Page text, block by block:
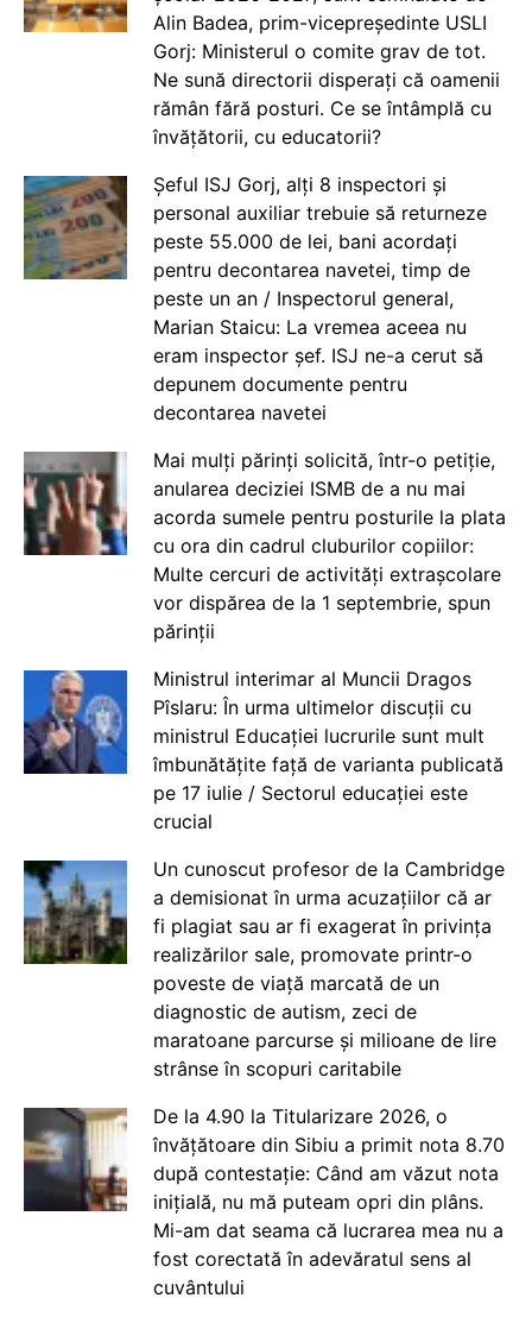
Alin Badea, prim-vicepreședinte USLI
Gorj: Ministerul o comite grav de tot.
Ne sună directorii disperați că oamenii
rămân fără posturi. Ce se întâmplă cu
învățătorii, cu educatorii?
Șeful ISJ Gorj, alți 8 inspectori și
personal auxiliar trebuie să returneze
peste 55.000 de lei, bani acordați
pentru decontarea navetei, timp de
peste un an / Inspectorul general,
Marian Staicu: La vremea aceea nu
eram inspector șef. ISJ ne-a cerut să
depunem documente pentru
decontarea navetei
Mai mulți părinți solicită, într-o petiție,
anularea deciziei ISMB de a nu mai
acorda sumele pentru posturile la plata
cu ora din cadrul cluburilor copiilor:
Multe cercuri de activități extrașcolare
vor dispărea de la 1 septembrie, spun
părinții
Ministrul interimar al Muncii Dragos
Pîslaru: În urma ultimelor discuții cu
ministrul Educației lucrurile sunt mult
îmbunătățite față de varianta publicată
pe 17 iulie / Sectorul educației este
crucial
Un cunoscut profesor de la Cambridge
a demisionat în urma acuzațiilor că ar
fi plagiat sau ar fi exagerat în privința
realizărilor sale, promovate printr-o
poveste de viață marcată de un
diagnostic de autism, zeci de
maratoane parcurse și milioane de lire
strânse în scopuri caritabile
De la 4.90 la Titularizare 2026, o
învățătoare din Sibiu a primit nota 8.70
după contestație: Când am văzut nota
inițială, nu mă puteam opri din plâns.
Mi-am dat seama că lucrarea mea nu a
fost corectată în adevăratul sens al
cuvântului